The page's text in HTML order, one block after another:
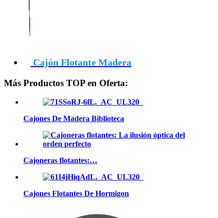
Cajón Flotante Madera
Más Productos TOP en Oferta:
Cajones De Madera Biblioteca
Cajoneras flotantes:…
Cajones Flotantes De Hormigon